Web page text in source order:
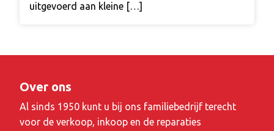
uitgevoerd aan kleine […]
Over ons
Al sinds 1950 kunt u bij ons familiebedrijf terecht
voor de verkoop, inkoop en de reparaties